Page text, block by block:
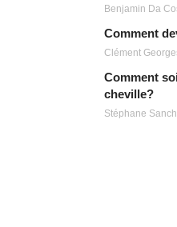
Benjamin Da
Comment
Clément
Comment
cheville?
Stéphane